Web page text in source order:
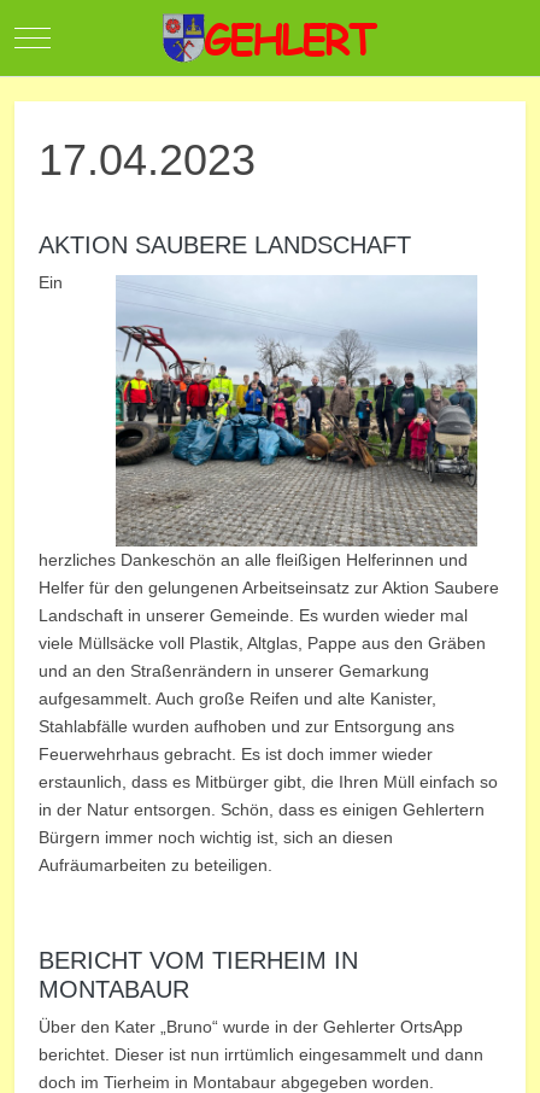
Mobile Menu Toggle
17.04.2023
AKTION SAUBERE LANDSCHAFT
Ein
herzliches Dankeschön an alle fleißigen Helferinnen und
Helfer für den gelungenen Arbeitseinsatz zur Aktion Saubere
Landschaft in unserer Gemeinde. Es wurden wieder mal
viele Müllsäcke voll Plastik, Altglas, Pappe aus den Gräben
und an den Straßenrändern in unserer Gemarkung
aufgesammelt. Auch große Reifen und alte Kanister,
Stahlabfälle wurden aufhoben und zur Entsorgung ans
Feuerwehrhaus gebracht. Es ist doch immer wieder
erstaunlich, dass es Mitbürger gibt, die Ihren Müll einfach so
in der Natur entsorgen. Schön, dass es einigen Gehlertern
Bürgern immer noch wichtig ist, sich an diesen
Aufräumarbeiten zu beteiligen.
BERICHT VOM TIERHEIM IN
MONTABAUR
Über den Kater „Bruno“ wurde in der Gehlerter OrtsApp
berichtet. Dieser ist nun irrtümlich eingesammelt und dann
doch im Tierheim in Montabaur abgegeben worden.